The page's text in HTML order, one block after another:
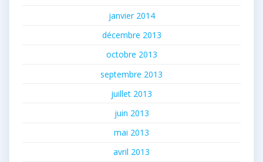
janvier 2014
décembre 2013
octobre 2013
septembre 2013
juillet 2013
juin 2013
mai 2013
avril 2013